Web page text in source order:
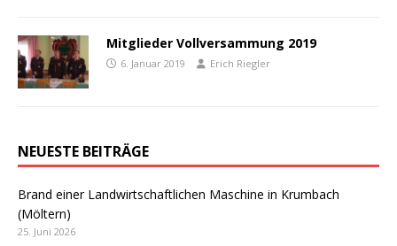
Mitglieder Vollversammung 2019
6. Januar 2019 Erich Riegler
NEUESTE BEITRÄGE
Brand einer Landwirtschaftlichen Maschine in Krumbach
(Möltern)
25. Juni 2026